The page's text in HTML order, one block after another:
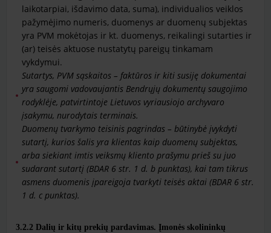
laikotarpiai, išdavimo data, suma), individualios veiklos
pažymėjimo numeris, duomenys ar duomenų subjektas
yra PVM mokėtojas ir kt. duomenys, reikalingi sutarties ir
(ar) teisės aktuose nustatytų pareigų tinkamam
vykdymui.
Sutartys, PVM sąskaitos – faktūros ir kiti susiję dokumentai
yra saugomi vadovaujantis Bendrųjų dokumentų saugojimo
rodyklėje, patvirtintoje Lietuvos vyriausiojo archyvaro
įsakymu, nurodytais terminais.
Duomenų tvarkymo teisinis pagrindas – būtinybė įvykdyti
sutartį, kurios šalis yra klientas kaip duomenų subjektas,
arba siekiant imtis veiksmų kliento prašymu prieš su juo
sudarant sutartį (BDAR 6 str. 1 d. b punktas), kai tam tikrus
asmens duomenis įpareigoja tvarkyti teisės aktai (BDAR 6 str.
1 d. c punktas).
3.2.2 Dalių ir kitų prekių pardavimas. Įmonės skolininkų